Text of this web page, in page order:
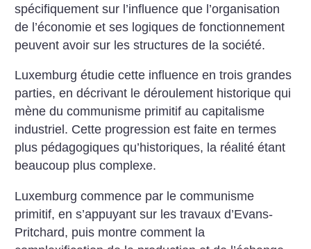
spécifiquement sur l’influence que l’organisation
de l’économie et ses logiques de fonctionnement
peuvent avoir sur les structures de la société.
Luxemburg étudie cette influence en trois grandes
parties, en décrivant le déroulement historique qui
mène du communisme primitif au capitalisme
industriel. Cette progression est faite en termes
plus pédagogiques qu’historiques, la réalité étant
beaucoup plus complexe.
Luxemburg commence par le communisme
primitif, en s’appuyant sur les travaux d’Evans-
Pritchard, puis montre comment la